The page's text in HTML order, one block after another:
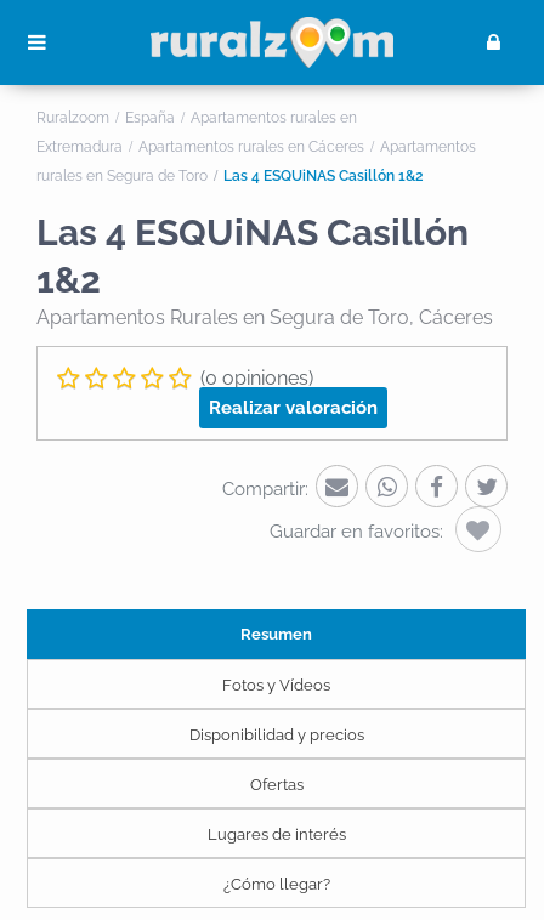
Ruralzoom España
Apartamentos rurales en
Extremadura
Apartamentos rurales en Cáceres
Apartamentos
rurales en Segura de Toro
Las 4 ESQUiNAS Casillón 1&2
Las 4 ESQUiNAS Casillón
1&2
Apartamentos Rurales en Segura de Toro, Cáceres
(0 opiniones)
Realizar valoración
Compartir:
Guardar en favoritos:
Resumen
Fotos y Vídeos
Disponibilidad y precios
Ofertas
Lugares de interés
¿Cómo llegar?